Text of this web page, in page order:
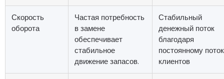
Скорость
оборота
Частая потребность
в замене
обеспечивает
стабильное
движение запасов.
Стабильный
денежный поток
благодаря
постоянному
клиентов